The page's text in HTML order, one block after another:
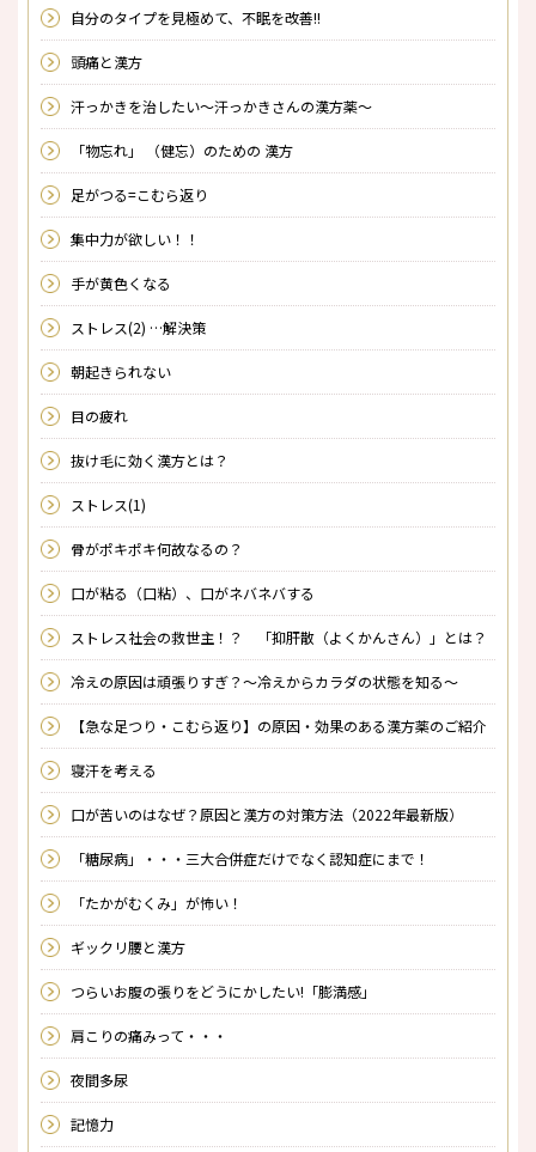
自分のタイプを見極めて、不眠を改善!!
頭痛と漢方
汗っかきを治したい～汗っかきさんの漢方薬～
「物忘れ」 （健忘）のための 漢方
足がつる=こむら返り
集中力が欲しい！！
手が黄色くなる
ストレス(2) …解決策
朝起きられない
目の疲れ
抜け毛に効く漢方とは？
ストレス(1)
骨がポキポキ何故なるの？
口が粘る（口粘）、口がネバネバする
ストレス社会の救世主！？ 「抑肝散（よくかんさん）」とは？
冷えの原因は頑張りすぎ？～冷えからカラダの状態を知る～
【急な足つり・こむら返り】の原因・効果のある漢方薬のご紹介
寝汗を考える
口が苦いのはなぜ？原因と漢方の対策方法（2022年最新版）
「糖尿病」・・・三大合併症だけでなく認知症にまで！
「たかがむくみ」が怖い！
ギックリ腰と漢方
つらいお腹の張りをどうにかしたい!「膨満感」
肩こりの痛みって・・・
夜間多尿
記憶力